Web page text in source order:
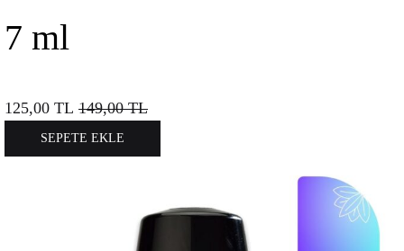
7 ml
125,00 TL 149,00TL
SEPETE EKLE